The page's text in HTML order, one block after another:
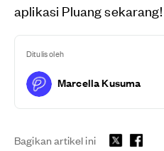
aplikasi Pluang sekarang!
Ditulis oleh
Marcella Kusuma
Bagikan artikel ini